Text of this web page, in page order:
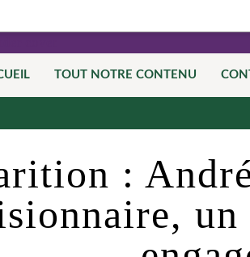
TOUT NOTRE CONTENU
:
un